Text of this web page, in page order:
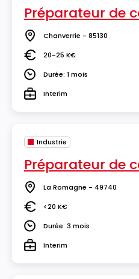
Préparateur de
Lieu Chanverrie - 85130
Salaire20-25 K€
DuréeDurée: 1 mois
TypeInterim
Industrie
Préparateur de
Lieu La Romagne - 49740
Salaire<20 K€
DuréeDurée: 3 mois
TypeInterim